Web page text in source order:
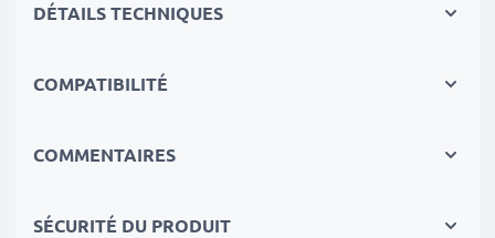
une grandeCapacité: 700mAh
au lithium sans effet de mémoire
Circuits, Surchauffes, Surtensions
professionels compétants
DÉTAILS TECHNIQUES
COMPATIBILITÉ
COMMENTAIRES
SÉCURITÉ DU PRODUIT